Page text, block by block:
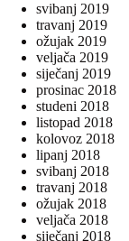
svibanj 2019
travanj 2019
ožujak 2019
veljača 2019
siječanj 2019
prosinac 2018
studeni 2018
listopad 2018
kolovoz 2018
lipanj 2018
svibanj 2018
travanj 2018
ožujak 2018
veljača 2018
siječanj 2018